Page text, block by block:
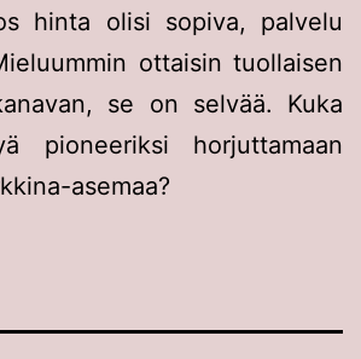
hinta olisi sopiva, palvelu
ottaisin tuollaisen
se on selvää. Kuka
pioneeriksi horjuttamaan
asemaa?